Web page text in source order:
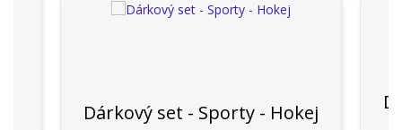
Dárkový set - Sporty - Hokej